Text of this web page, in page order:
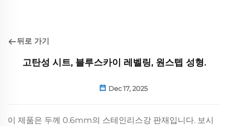
뒤로 가기
고탄성 시트, 블루스카이 레벨링, 원스텝 성형.
Dec 17, 2025
이 제품은 두께 0.6mm의 스테인리스강 판재입니다. 보시